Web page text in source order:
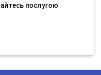
послугою